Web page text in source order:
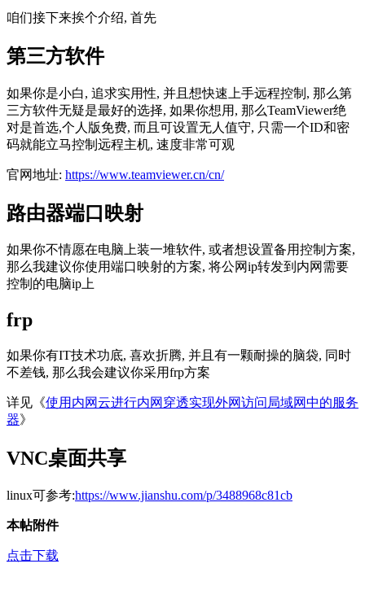
咱们接下来挨个介绍, 首先
第三方软件
如果你是小白, 追求实用性, 并且想快速上手远程控制, 那么第
三方软件无疑是最好的选择, 如果你想用, 那么TeamViewer绝
对是首选,个人版免费, 而且可设置无人值守, 只需一个ID和密
码就能立马控制远程主机, 速度非常可观
官网地址: https://www.teamviewer.cn/cn/
路由器端口映射
如果你不情愿在电脑上装一堆软件, 或者想设置备用控制方案,
那么我建议你使用端口映射的方案, 将公网ip转发到内网需要
控制的电脑ip上
frp
如果你有IT技术功底, 喜欢折腾, 并且有一颗耐操的脑袋, 同时
不差钱, 那么我会建议你采用frp方案
详见《使用内网云进行内网穿透实现外网访问局域网中的服务
器》
VNC桌面共享
linux可参考:https://www.jianshu.com/p/3488968c81cb
本帖附件
点击下载